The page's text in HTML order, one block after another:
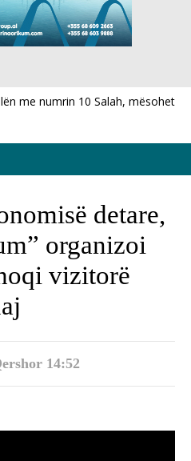
me numrin 10 Salah, mësohet
detare,
organizoi
vizitorë
14:52